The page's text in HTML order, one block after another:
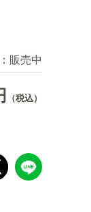
販売中
（税込）